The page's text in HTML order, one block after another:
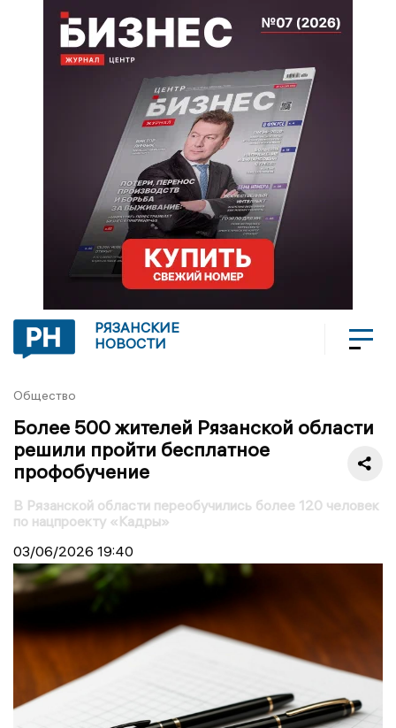
РЯЗАНСКИЕ
НОВОСТИ
Общество
Более 500 жителей Рязанской области
решили пройти бесплатное
профобучение
В Рязанской области переобучились более 120 человек
по нацпроекту «Кадры»
03/06/2026 19:40